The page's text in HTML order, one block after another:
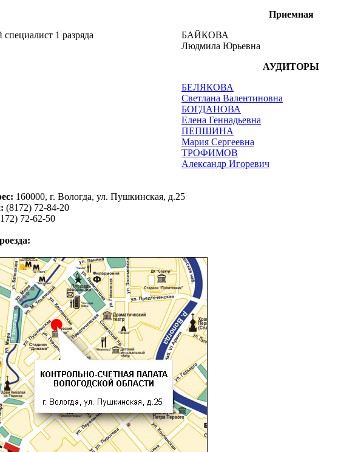
Приемная
1 разряда
БАЙКОВА
Людмила Юрьевна
АУДИТОРЫ
БЕЛЯКОВА
Светлана Валентиновна
БОГДАНОВА
Елена Геннадьевна
ПЕПШИНА
Мария Сергеевна
ТРОФИМОВ
Александр Игоревич
160000, г. Вологда, ул. Пушкинская, д.25
(8172) 72-84-20
72-62-50